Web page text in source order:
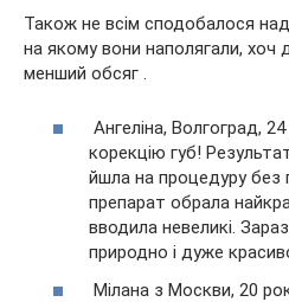
Також не всім сподобалося
на якому вони наполягали, хоч
менший обсяг .
Ангеліна, Волгоград,
корекцію губ!
йшла на процедуру без
препарат обрала
вводила невеликі.
природно і дуже
Мілана з Москви, 20